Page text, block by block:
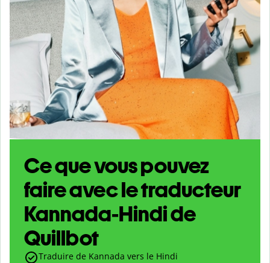
Ce que vous pouvez
faire avec le traducteur
Kannada-Hindi de
Quillbot
Traduire de Kannada vers le Hindi